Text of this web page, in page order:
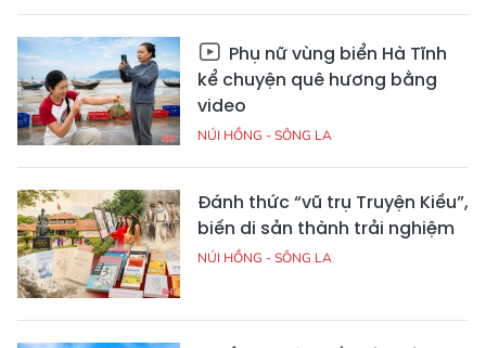
Phụ nữ vùng biển Hà Tĩnh
kể chuyện quê hương bằng
video
NÚI HỒNG - SÔNG LA
Đánh thức “vũ trụ Truyện Kiều”,
biến di sản thành trải nghiệm
NÚI HỒNG - SÔNG LA